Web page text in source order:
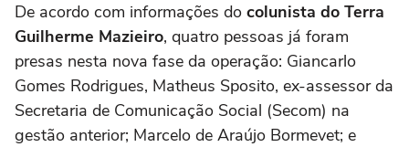
De acordo com informações do colunista do Terra
Guilherme Mazieiro, quatro pessoas já foram
presas nesta nova fase da operação: Giancarlo
Gomes Rodrigues, Matheus Sposito, ex-assessor da
Secretaria de Comunicação Social (Secom) na
gestão anterior; Marcelo de Araújo Bormevet; e